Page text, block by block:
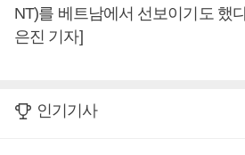
NT)를 베트남에서 선보이기도 했
은진 기자]
인기기사